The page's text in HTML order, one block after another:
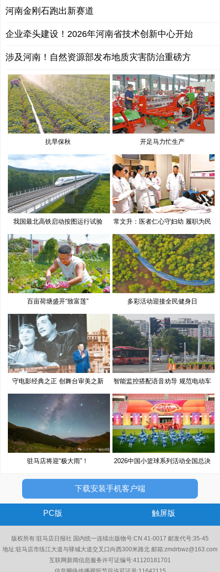
河南金刚石跑出新赛道
企业牵头建设！2026年河南省技术创新中心开始
涉及河南！自然资源部发布地质灾害防治重磅方
抗旱保秋 开足马力忙生产
我国最北高铁启动按图运行试验 常文升：医者仁心守妇幼 履职为民
百亩荷塘盛开“致富莲” 多彩活动迎接全民健身日
守电影经典之正 创舞台审美之新 智能监控搭配语音劝导 规范电动车
驻马店将迎“极大雨”！
2026中国小篮球系列活动全国总决
下载安装手机客户端
PC版 触屏版
版权所有:驻马店日报社 国内统一连续出版物号:CN 41-0017 邮发代号:35-45
地址:驻马店市练江大道与驿城大道交叉口向西300米路北 邮箱:zmdrbwz@163.com
互联网新闻信息服务许可证编号:41120181701